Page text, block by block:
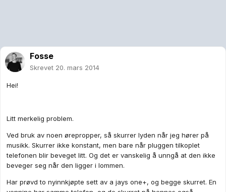
Fosse
Skrevet 20. mars 2014
Hei!
Litt merkelig problem.
Ved bruk av noen ørepropper, så skurrer lyden når jeg hører på
musikk. Skurrer ikke konstant, men bare når pluggen tilkoplet
telefonen blir beveget litt. Og det er vanskelig å unngå at den ikke
beveger seg når den ligger i lommen.
Har prøvd to nyinnkjøpte sett av a jays one+, og begge skurret. En